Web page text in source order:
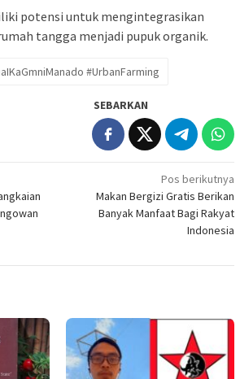
potensi untuk mengintegrasikan
tangga menjadi pupuk organik.
#UrbanFarming
SEBARKAN
Pos berikutnya
Makan Bergizi Gratis Berikan
Banyak Manfaat Bagi Rakyat
Indonesia